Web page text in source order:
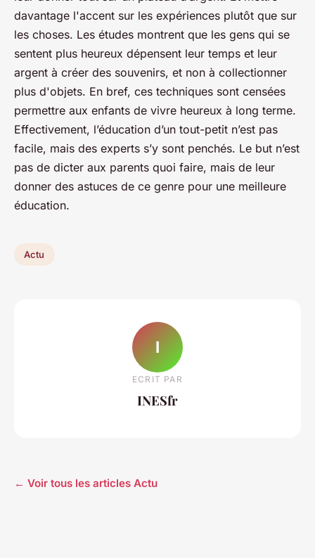
davantage l'accent sur les expériences plutôt que sur
les choses. Les études montrent que les gens qui se
sentent plus heureux dépensent leur temps et leur
argent à créer des souvenirs, et non à collectionner
plus d'objets. En bref, ces techniques sont censées
permettre aux enfants de vivre heureux à long terme.
Effectivement, l’éducation d’un tout-petit n’est pas
facile, mais des experts s’y sont penchés. Le but n’est
pas de dicter aux parents quoi faire, mais de leur
donner des astuces de ce genre pour une meilleure
éducation.
Actu
I
ECRIT PAR
INESfr
← Voir tous les articles Actu